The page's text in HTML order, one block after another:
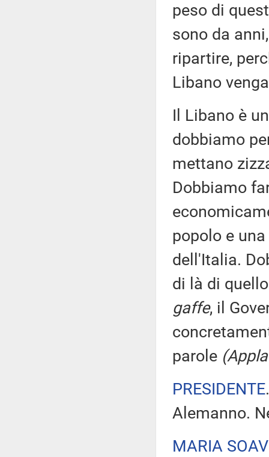
peso di
sono da
ripartire,
Libano
Il Libano è
dobbiamo
mettano
Dobbiamo
popolo e
dell'Italia.
di là di
gaffe, il
parole
PRESIDENTE
Alemanno.
MARIA